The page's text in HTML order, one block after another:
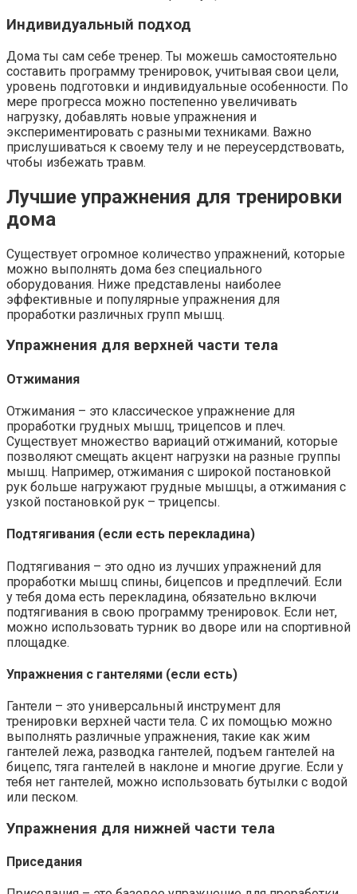
Индивидуальный подход
Дома ты сам себе тренер. Ты можешь самостоятельно
составить программу тренировок, учитывая свои цели,
уровень подготовки и индивидуальные особенности. По
мере прогресса можно постепенно увеличивать
нагрузку, добавлять новые упражнения и
экспериментировать с разными техниками. Важно
прислушиваться к своему телу и не переусердствовать,
чтобы избежать травм.
Лучшие упражнения для тренировки
дома
Существует огромное количество упражнений, которые
можно выполнять дома без специального
оборудования. Ниже представлены наиболее
эффективные и популярные упражнения для
проработки различных групп мышц.
Упражнения для верхней части тела
Отжимания
Отжимания – это классическое упражнение для
проработки грудных мышц, трицепсов и плеч.
Существует множество вариаций отжиманий, которые
позволяют смещать акцент нагрузки на разные группы
мышц. Например, отжимания с широкой постановкой
рук больше нагружают грудные мышцы, а отжимания с
узкой постановкой рук – трицепсы.
Подтягивания (если есть перекладина)
Подтягивания – это одно из лучших упражнений для
проработки мышц спины, бицепсов и предплечий. Если
у тебя дома есть перекладина, обязательно включи
подтягивания в свою программу тренировок. Если нет,
можно использовать турник во дворе или на спортивной
площадке.
Упражнения с гантелями (если есть)
Гантели – это универсальный инструмент для
тренировки верхней части тела. С их помощью можно
выполнять различные упражнения, такие как жим
гантелей лежа, разводка гантелей, подъем гантелей на
бицепс, тяга гантелей в наклоне и многие другие. Если у
тебя нет гантелей, можно использовать бутылки с водой
или песком.
Упражнения для нижней части тела
Приседания